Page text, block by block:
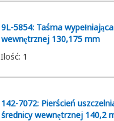
9L-5854: Taśma
wewnętrznej 130,175 mm
Ilość: 1
142-7072: Pierścień
średnicy wewnętrznej 140,2